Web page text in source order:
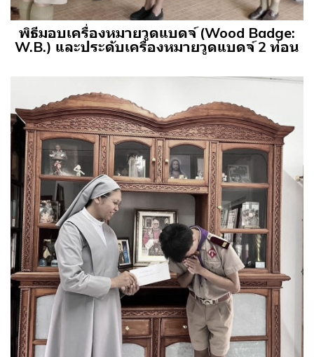
พิธีมอบเครื่องหมายวูดแบดจ์ (Wood Badge:
W.B.) และประดับเครื่องหมายวูดแบดจ์ 2 ท่อน